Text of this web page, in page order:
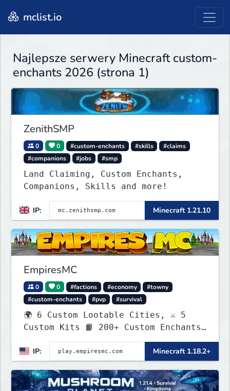
mclist.io
Najlepsze serwery Minecraft custom-
enchants 2026 (strona 1)
ZenithSMP
0 0 #custom-enchants #skills
#claims
#companions
#jobs #smp
Land Claiming, Custom Enchants,
Companions, Skills and more!
IP: Minecraft 1.21.10
EmpiresMC
0 0 #factions #economy
#towny
#custom-enchants
#pvp #survival
🌍 6 Custom Lootable Cities, ⚔️ 5
Custom Kits 📙 200+ Custom Enchants
Territories, and Wage War.
IP: Minecraft 1.18.2+